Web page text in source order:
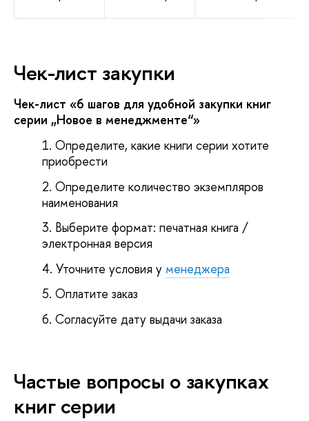
Чек-лист закупки
Чек-лист «6 шагов для удобной закупки книг
серии „Новое в менеджменте“»
Определите, какие книги серии хотите
приобрести
Определите количество экземпляров
наименования
Выберите формат: печатная книга /
электронная версия
Уточните условия у менеджера
Оплатите заказ
Согласуйте дату выдачи заказа
Частые вопросы о закупках
книг серии